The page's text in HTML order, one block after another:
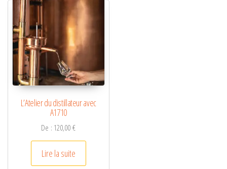
L’Atelier du distillateur avec
A1710
De : 120,00€
Lire la suite